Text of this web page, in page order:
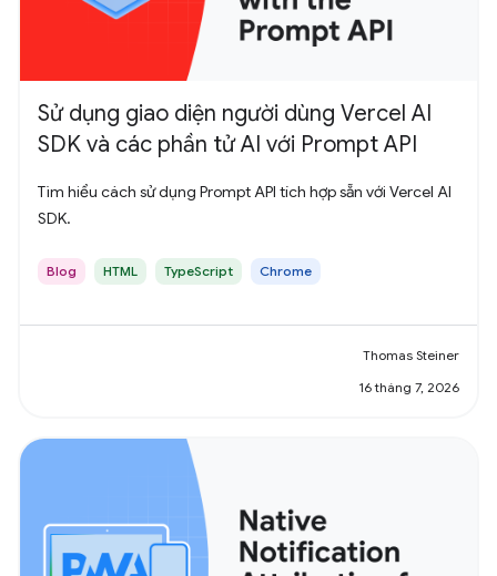
Sử dụng giao diện người dùng Vercel AI
SDK và các phần tử AI với Prompt API
Tìm hiểu cách sử dụng Prompt API tích hợp sẵn với Vercel AI
SDK.
Blog HTML TypeScript Chrome
Thomas Steiner
16 tháng 7, 2026